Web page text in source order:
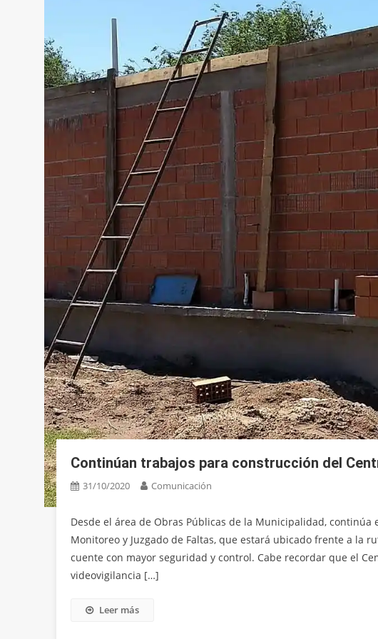
Continúan trabajos para construcción del
31/10/2020 Comunicación
Desde el área de Obras Públicas de la Municipalidad,
Monitoreo y Juzgado de Faltas, que estará ubicado frente a la
cuente con mayor seguridad y control. Cabe recordar que el
videovigilancia […]
Leer más